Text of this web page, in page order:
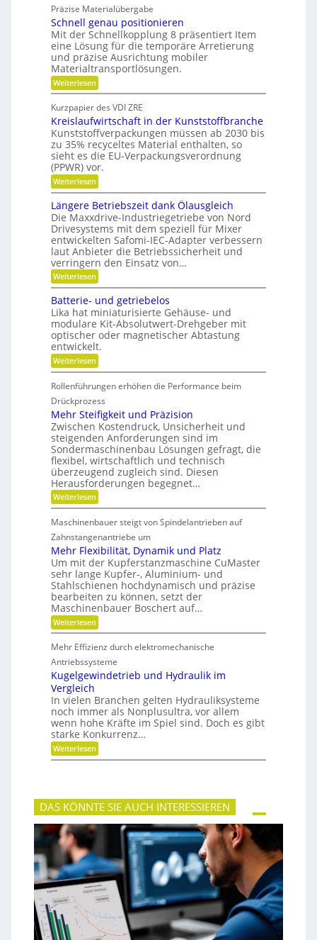
g
e
s
c
h
l
i
f
e
n
s
c
h
e
r
B
e
d
i
e
n
k
n
a
u
f
m
i
t
s
e
c
h
s
F
r
e
h
e
i
s
g
r
a
d
n
r
t
u
n
g
s
f
r
e
e
s
H
y
b
r
i
d
-
K
u
g
e
l
l
a
g
e
r
Präzise Materialübergabe
Schnell genau positionieren
Mit der Schnellkopplung 8 präsentiert Item
eine Lösung für die temporäre Arretierung
und präzise Ausrichtung mobiler
Materialtransportlösungen.
Weiterlesen:
S
h
n
e
l
l
g
e
n
a
u
p
o
s
i
t
i
o
n
i
e
r
e
n
Kurzpapier des VDI ZRE
Kreislaufwirtschaft in der Kunststoffbranche
Kunststoffverpackungen müssen ab 2030 bis
zu 35% recyceltes Material enthalten, so
sieht es die EU-Verpackungsverordnung
(PPWR) vor.
Weiterlesen:
K
r
e
i
s
l
a
u
f
w
i
r
t
s
c
h
a
f
t
n
d
e
r
K
u
n
s
t
s
t
o
f
f
b
r
a
n
c
h
e
Längere Betriebszeit dank Ölausgleich
Die Maxxdrive-Industriegetriebe von Nord
Drivesystems mit dem speziell für Mixer
entwickelten Safomi-IEC-Adapter verbessern
laut Anbieter die Betriebssicherheit und
verringern den Einsatz von…
Weiterlesen:
L
n
g
e
r
e
B
e
t
r
e
b
z
e
i
t
d
a
n
k
l
a
u
s
g
l
e
i
c
h
Batterie- und getriebelos
Lika hat miniaturisierte Gehäuse- und
modulare Kit-Absolutwert-Drehgeber mit
optischer oder magnetischer Abtastung
entwickelt.
Weiterlesen:
B
t
t
e
r
e
-
u
n
d
g
e
t
r
i
e
b
l
o
s
Rollenführungen erhöhen die Performance beim
Drückprozess
Mehr Steifigkeit und Präzision
Zwischen Kostendruck, Unsicherheit und
steigenden Anforderungen sind im
Sondermaschinenbau Lösungen gefragt, die
flexibel, wirtschaftlich und technisch
überzeugend zugleich sind. Diesen
Herausforderungen begegnet…
Weiterlesen:
M
h
r
S
t
e
i
f
i
g
k
e
i
t
n
d
r
ä
z
i
s
i
o
n
Maschinenbauer steigt von Spindelantrieben auf
Zahnstangenantriebe um
Mehr Flexibilität, Dynamik und Platz
Um mit der Kupferstanzmaschine CuMaster
sehr lange Kupfer-, Aluminium- und
Stahlschienen hochdynamisch und präzise
bearbeiten zu können, setzt der
Maschinenbauer Boschert auf…
Weiterlesen:
M
h
r
F
l
x
i
b
i
l
i
t
D
y
a
k
u
n
d
P
a
t
Mehr Effizienz durch elektromechanische
Antriebssysteme
Kugelgewindetrieb und Hydraulik im
Vergleich
In vielen Branchen gelten Hydrauliksysteme
noch immer als Nonplusultra, vor allem
wenn hohe Kräfte im Spiel sind. Doch es gibt
starke Konkurrenz…
Weiterlesen:
K
l
g
e
w
d
e
t
r
i
b
u
n
DAS KÖNNTE SIE AUCH INTERESSIEREN